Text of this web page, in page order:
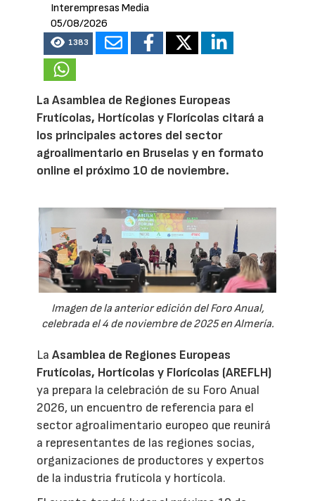
Interempresas Media
05/08/2026
1383
La Asamblea de Regiones Europeas
Frutícolas, Hortícolas y Florícolas citará a
los principales actores del sector
agroalimentario en Bruselas y en formato
online el próximo 10 de noviembre.
Imagen de la anterior edición del Foro Anual,
celebrada el 4 de noviembre de 2025 en Almería.
LaAsamblea de Regiones Europeas
Frutícolas, Hortícolas y Florícolas (AREFLH)
ya prepara la celebración de su Foro Anual
2026, un encuentro de referencia para el
sector agroalimentario europeo que reunirá
a representantes de las regiones socias,
organizaciones de productores y expertos
de la industria frutícola y hortícola.